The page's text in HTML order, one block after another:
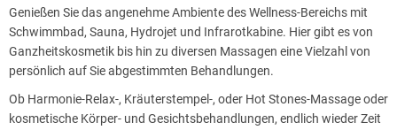
Genießen Sie das angenehme Ambiente des Wellness-Bereichs mit
Schwimmbad, Sauna, Hydrojet und Infrarotkabine. Hier gibt es von
Ganzheitskosmetik bis hin zu diversen Massagen eine Vielzahl von
persönlich auf Sie abgestimmten Behandlungen.
Ob Harmonie-Relax-, Kräuterstempel-, oder Hot Stones-Massage oder
kosmetische Körper- und Gesichtsbehandlungen, endlich wieder Zeit